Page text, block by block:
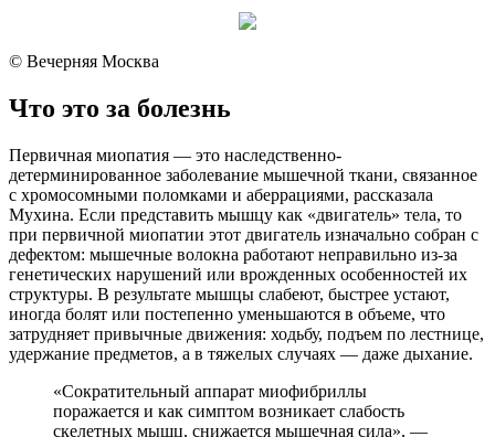
© Вечерняя Москва
Что это за болезнь
Первичная миопатия — это наследственно-
детерминированное заболевание мышечной ткани, связанное
с хромосомными поломками и аберрациями, рассказала
Мухина. Если представить мышцу как «двигатель» тела, то
при первичной миопатии этот двигатель изначально собран с
дефектом: мышечные волокна работают неправильно из-за
генетических нарушений или врожденных особенностей их
структуры. В результате мышцы слабеют, быстрее устают,
иногда болят или постепенно уменьшаются в объеме, что
затрудняет привычные движения: ходьбу, подъем по лестнице,
удержание предметов, а в тяжелых случаях — даже дыхание.
«Сократительный аппарат миофибриллы
поражается и как симптом возникает слабость
скелетных мышц, снижается мышечная сила», —